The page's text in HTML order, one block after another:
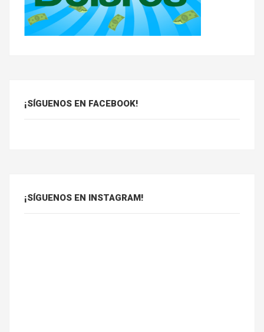
¡SÍGUENOS EN FACEBOOK!
¡SÍGUENOS EN INSTAGRAM!